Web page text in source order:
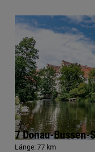
7 Donau-Bussen-
Länge:77 km